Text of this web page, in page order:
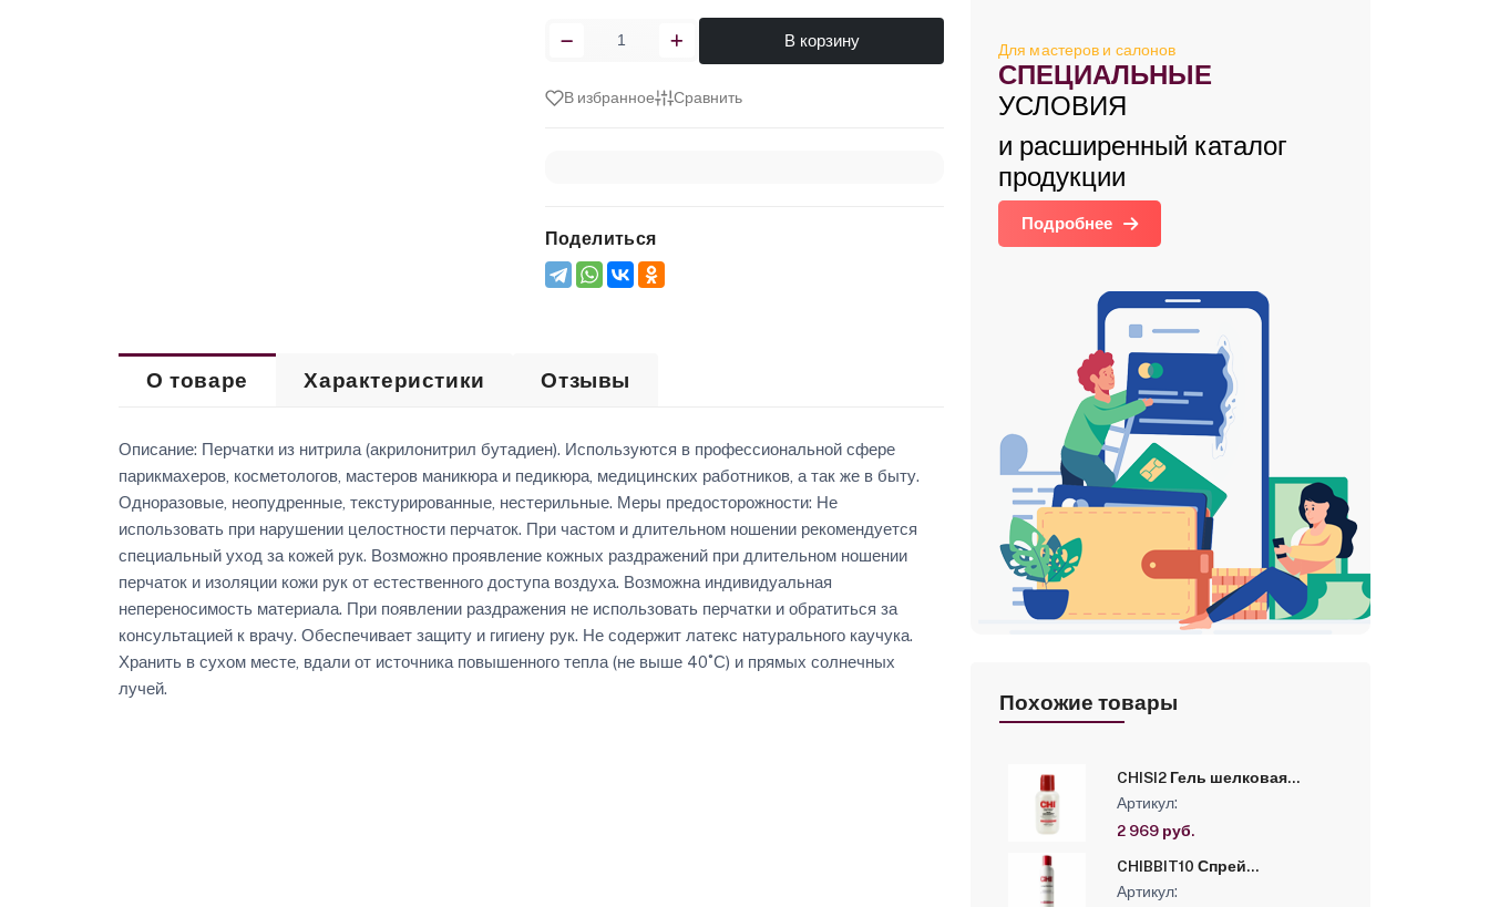
В корзину
В избранное Сравнить
Поделиться
О товаре Характеристики Отзывы
Описание: Перчатки из нитрила (акрилонитрил бутадиен). Используются в профессиональной сфере
парикмахеров, косметологов, мастеров маникюра и педикюра, медицинских работников, а так же в быту.
Одноразовые, неопудренные, текстурированные, нестерильные. Меры предосторожности: Не
использовать при нарушении целостности перчаток. При частом и длительном ношении рекомендуется
специальный уход за кожей рук. Возможно проявление кожных раздражений при длительном ношении
перчаток и изоляции кожи рук от естественного доступа воздуха. Возможна индивидуальная
непереносимость материала. При появлении раздражения не использовать перчатки и обратиться за
консультацией к врачу. Обеспечивает защиту и гигиену рук. Не содержит латекс натурального каучука.
Хранить в сухом месте, вдали от источника повышенного тепла (не выше 40˚С) и прямых солнечных
лучей.
Для мастеров и салонов
СПЕЦИАЛЬНЫЕ
УСЛОВИЯ
и расширенный каталог
продукции
Подробнее
Похожие товары
CHISI2 Гель шелковая
инфузия CHI INFRA с
ароматом BOTANICAL BLISS,
59мл
Артикул:
2 969 руб.
CHIBBIT10 Спрей
текстурирующий двойного
действия CHI INFRA с
Артикул: